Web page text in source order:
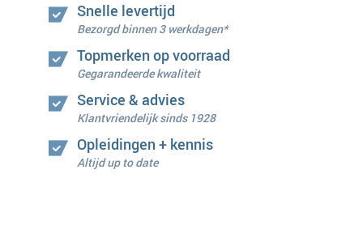
Snelle levertijd
Bezorgd binnen 3 werkdagen*
Topmerken op voorraad
Gegarandeerde kwaliteit
Service & advies
Klantvriendelijk sinds 1928
Opleidingen + kennis
Altijd up to date